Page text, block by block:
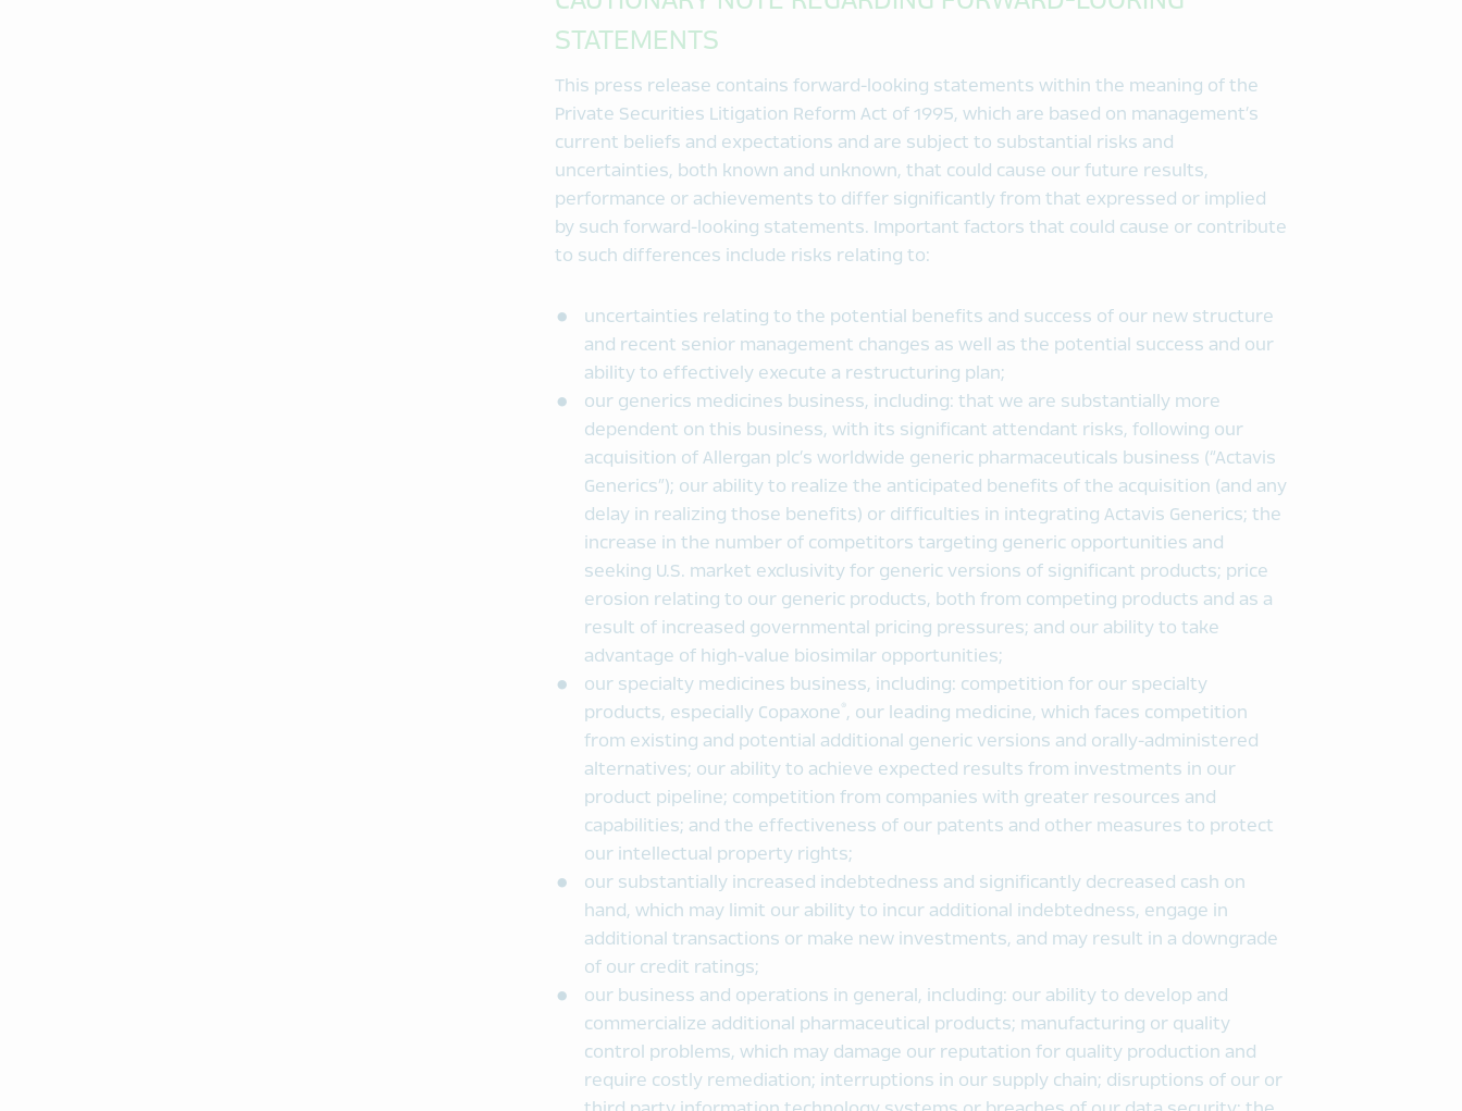
STATEMENTS
This press release contains forward-looking statements within the meaning of the
Private Securities Litigation Reform Act of 1995, which are based on management’s
current beliefs and expectations and are subject to substantial risks and
uncertainties, both known and unknown, that could cause our future results,
performance or achievements to differ significantly from that expressed or implied
by such forward-looking statements. Important factors that could cause or contribute
to such differences include risks relating to:
uncertainties relating to the potential benefits and success of our new structure
and recent senior management changes as well as the potential success and our
ability to effectively execute a restructuring plan;
our generics medicines business, including: that we are substantially more
dependent on this business, with its significant attendant risks, following our
acquisition of Allergan plc’s worldwide generic pharmaceuticals business (“Actavis
Generics”); our ability to realize the anticipated benefits of the acquisition (and any
delay in realizing those benefits) or difficulties in integrating Actavis Generics; the
increase in the number of competitors targeting generic opportunities and
seeking U.S. market exclusivity for generic versions of significant products; price
erosion relating to our generic products, both from competing products and as a
result of increased governmental pricing pressures; and our ability to take
advantage of high-value biosimilar opportunities;
our specialty medicines business, including: competition for our specialty
products, especially Copaxone®, our leading medicine, which faces competition
from existing and potential additional generic versions and orally-administered
alternatives; our ability to achieve expected results from investments in our
product pipeline; competition from companies with greater resources and
capabilities; and the effectiveness of our patents and other measures to protect
our intellectual property rights;
our substantially increased indebtedness and significantly decreased cash on
hand, which may limit our ability to incur additional indebtedness, engage in
additional transactions or make new investments, and may result in a downgrade
of our credit ratings;
our business and operations in general, including: our ability to develop and
commercialize additional pharmaceutical products; manufacturing or quality
control problems, which may damage our reputation for quality production and
require costly remediation; interruptions in our supply chain; disruptions of our or